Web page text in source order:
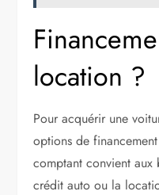
location ?
Pour acquérir une
options de financement
comptant convient aux
crédit auto ou la